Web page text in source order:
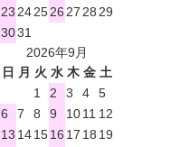
23242526272829
3031
2026年9月
日 月 火 水 木 金 土
1
2 3 4
5
6
7 8 9 1011 12
13 141516 17 18 19